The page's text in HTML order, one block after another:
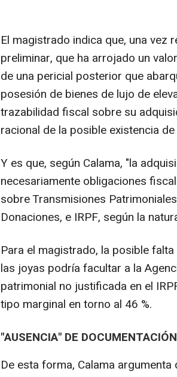
El magistrado indica que, una vez
preliminar, que ha arrojado un
de una pericial posterior que
posesión de bienes de lujo de
trazabilidad fiscal sobre su
racional de la posible existencia
Y es que, según Calama, "la
necesariamente obligaciones
sobre Transmisiones
Donaciones, e IRPF, según la
Para el magistrado, la posible
las joyas podría facultar a la
patrimonial no justificada en el
tipo marginal en torno al 46 %.
"AUSENCIA" DE
De esta forma, Calama